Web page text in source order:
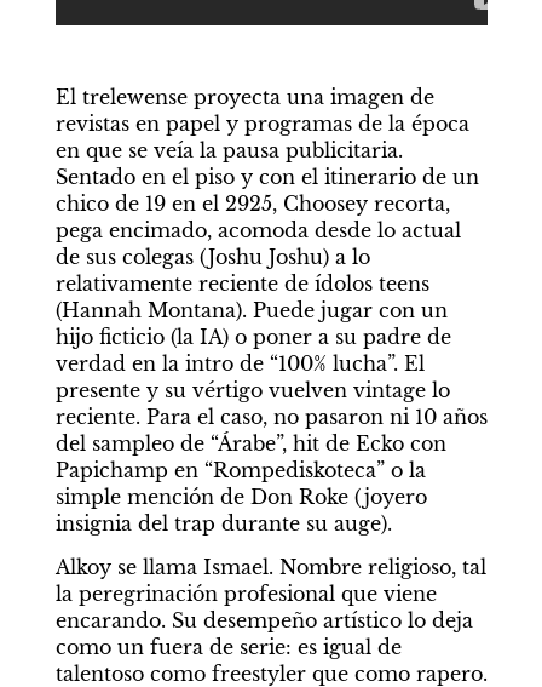
El trelewense proyecta una imagen de
revistas en papel y programas de la época
en que se veía la pausa publicitaria.
Sentado en el piso y con el itinerario de un
chico de 19 en el 2925, Choosey recorta,
pega encimado, acomoda desde lo actual
de sus colegas (Joshu Joshu) a lo
relativamente reciente de ídolos teens
(Hannah Montana). Puede jugar con un
hijo ficticio (la IA) o poner a su padre de
verdad en la intro de “100% lucha”. El
presente y su vértigo vuelven vintage lo
reciente. Para el caso, no pasaron ni 10 años
del sampleo de “Árabe”, hit de Ecko con
Papichamp en “Rompediskoteca” o la
simple mención de Don Roke (joyero
insignia del trap durante su auge).
Alkoy se llama Ismael. Nombre religioso, tal
la peregrinación profesional que viene
encarando. Su desempeño artístico lo deja
como un fuera de serie: es igual de
talentoso como freestyler que como rapero.